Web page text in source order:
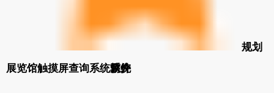
规划
展览馆触摸屏查询系统软件
系统
简介